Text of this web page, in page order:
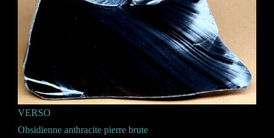
VERSO
Obsidienne anthracite pierre brute